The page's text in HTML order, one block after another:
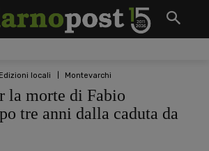
Edizioni locali Montevarchi
la morte di Fabio
tre anni dalla caduta da